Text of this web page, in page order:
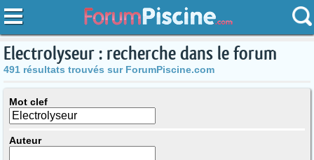
Electrolyseur : recherche dans le forum
491 résultats trouvés sur ForumPiscine.com
Mot clef
Auteur